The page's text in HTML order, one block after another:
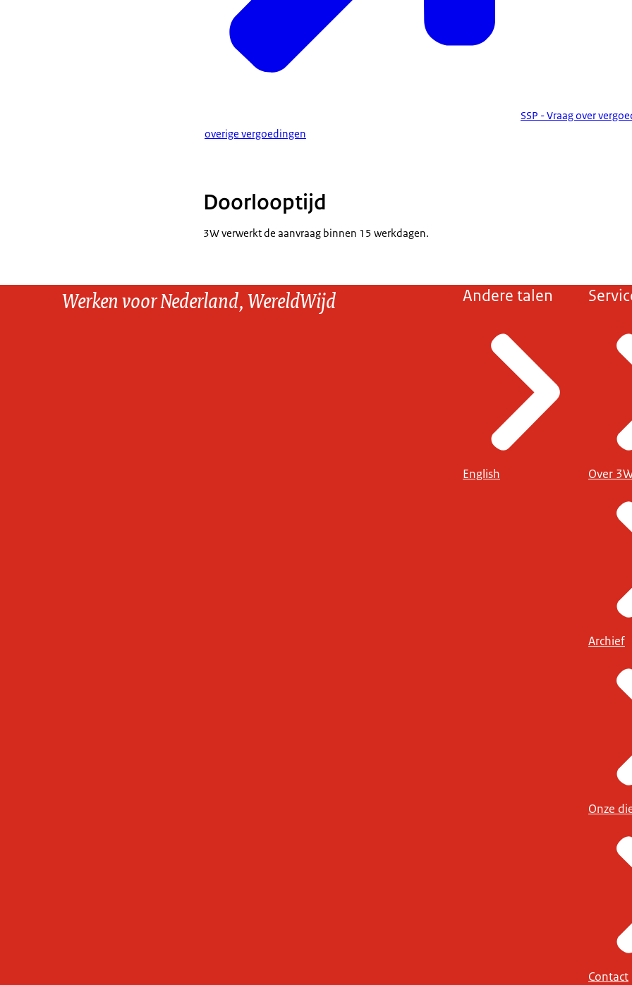
SSP - Vraag over
overige vergoedingen
Doorlooptijd
3W verwerkt de aanvraag binnen 15 werkdagen.
Werken voor Nederland, WereldWijd Andere talen
English Over
Archief
Onze
Contact